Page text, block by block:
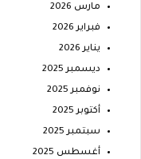
مارس 2026
فبراير 2026
يناير 2026
ديسمبر 2025
نوفمبر 2025
أكتوبر 2025
سبتمبر 2025
أغسطس 2025